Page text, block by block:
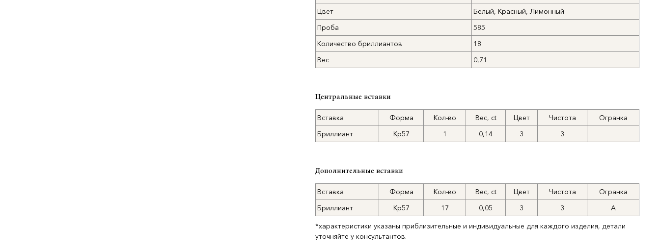
Цвет
Белый, Красный, Лимонный
Проба
585
Количество бриллиантов
18
Вес
0,71
Центральные вставки
Вставка Форма Кол-во Вес, ct Цвет Чистота
Огранка
Бриллиант
Кр57 1 0,14 3 3
Дополнительные вставки
Вставка Форма Кол-во Вес, ct Цвет Чистота
Огранка
Бриллиант
Кр57 17 0,05 3 3 А
*характеристики указаны приблизительные и индивидуальные для каждого изделия, детали
уточняйте у консультантов.